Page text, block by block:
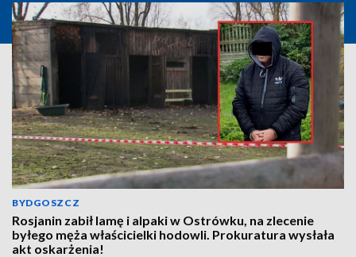
BYDGOSZCZ
Rosjanin zabił lamę i alpaki w Ostrówku, na zlecenie
byłego męża właścicielki hodowli. Prokuratura wysłała
akt oskarżenia!